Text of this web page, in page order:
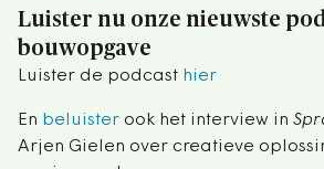
Luister nu onze nieuwste
bouwopgave
Luister de podcast hier
En beluister ook het interview in
Arjen Gielen over creatieve